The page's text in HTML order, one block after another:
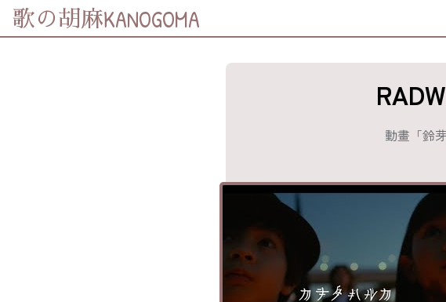
歌の胡麻KANOGOMA